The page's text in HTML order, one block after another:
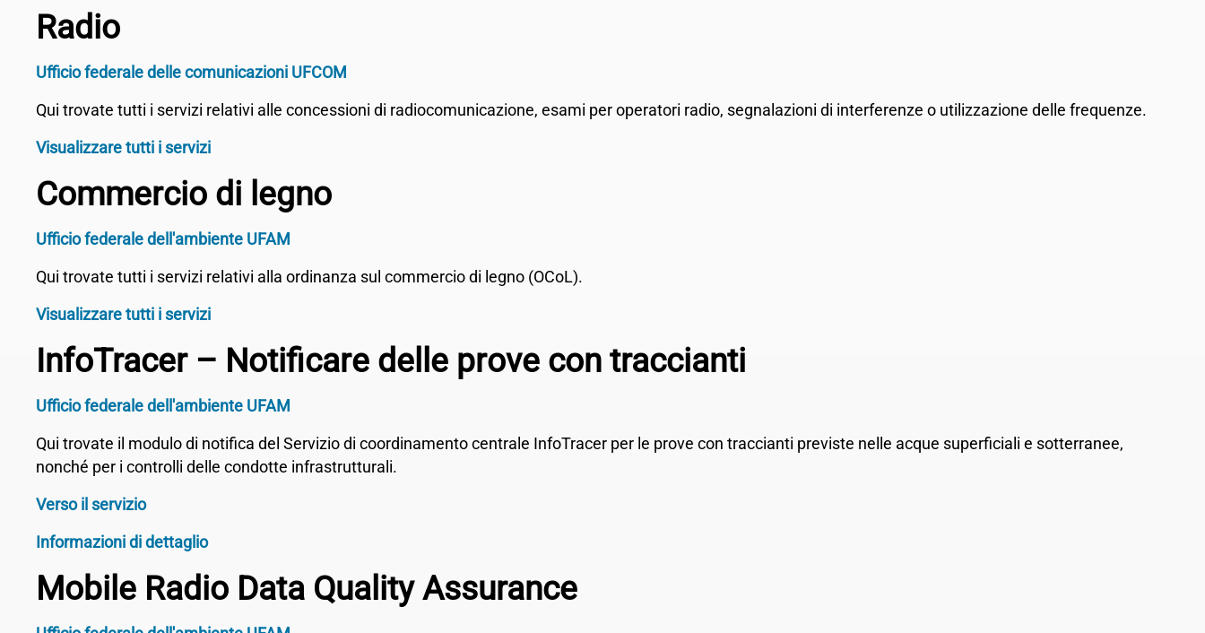
Radio
Ufficio federale delle comunicazioni UFCOM
Qui trovate tutti i servizi relativi alle concessioni di radiocomunicazione, esami per operatori radio, segnalazioni di interferenze o utilizzazione delle frequenze.
Visualizzare tutti i servizi
Commercio di legno
Ufficio federale dell'ambiente UFAM
Qui trovate tutti i servizi relativi alla ordinanza sul commercio di legno (OCoL).
Visualizzare tutti i servizi
InfoTracer – Notificare delle prove con traccianti
Ufficio federale dell'ambiente UFAM
Qui trovate il modulo di notifica del Servizio di coordinamento centrale InfoTracer per le prove con traccianti previste nelle acque superficiali e sotterranee,
nonché per i controlli delle condotte infrastrutturali.
Verso il servizio
Informazioni di dettaglio
Mobile Radio Data Quality Assurance